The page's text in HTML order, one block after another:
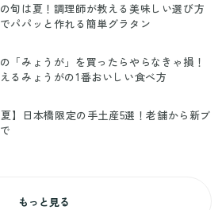
旬は夏！調理師が教える美味しい選び方
パパッと作れる簡単グラタン
「みょうが」を買ったらやらなきゃ損！
るみょうがの1番おいしい食べ方
夏】日本橋限定の手土産5選！老舗から新ブ
もっと見る